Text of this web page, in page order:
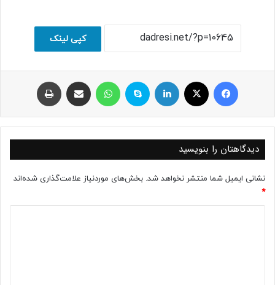
کپی لینک
فیسبوک ایکس لینکداین اسکایپ واتس آپ اشتراک با ایمیل
دیدگاهتان را بنویسید
نشانی ایمیل شما منتشر نخواهد شد. بخش‌های موردنیاز علامت‌گذاری شده‌اند
*